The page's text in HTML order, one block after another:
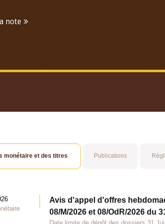
note
monétaire et des titres Publications
Avis d'appel d'offres
08/M/2026 et 08/OdR/2026 du